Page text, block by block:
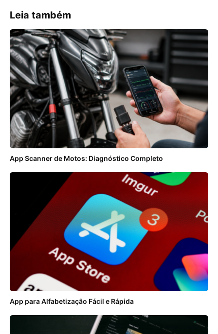
Leia também
App Scanner de Motos: Diagnóstico Completo
App para Alfabetização Fácil e Rápida